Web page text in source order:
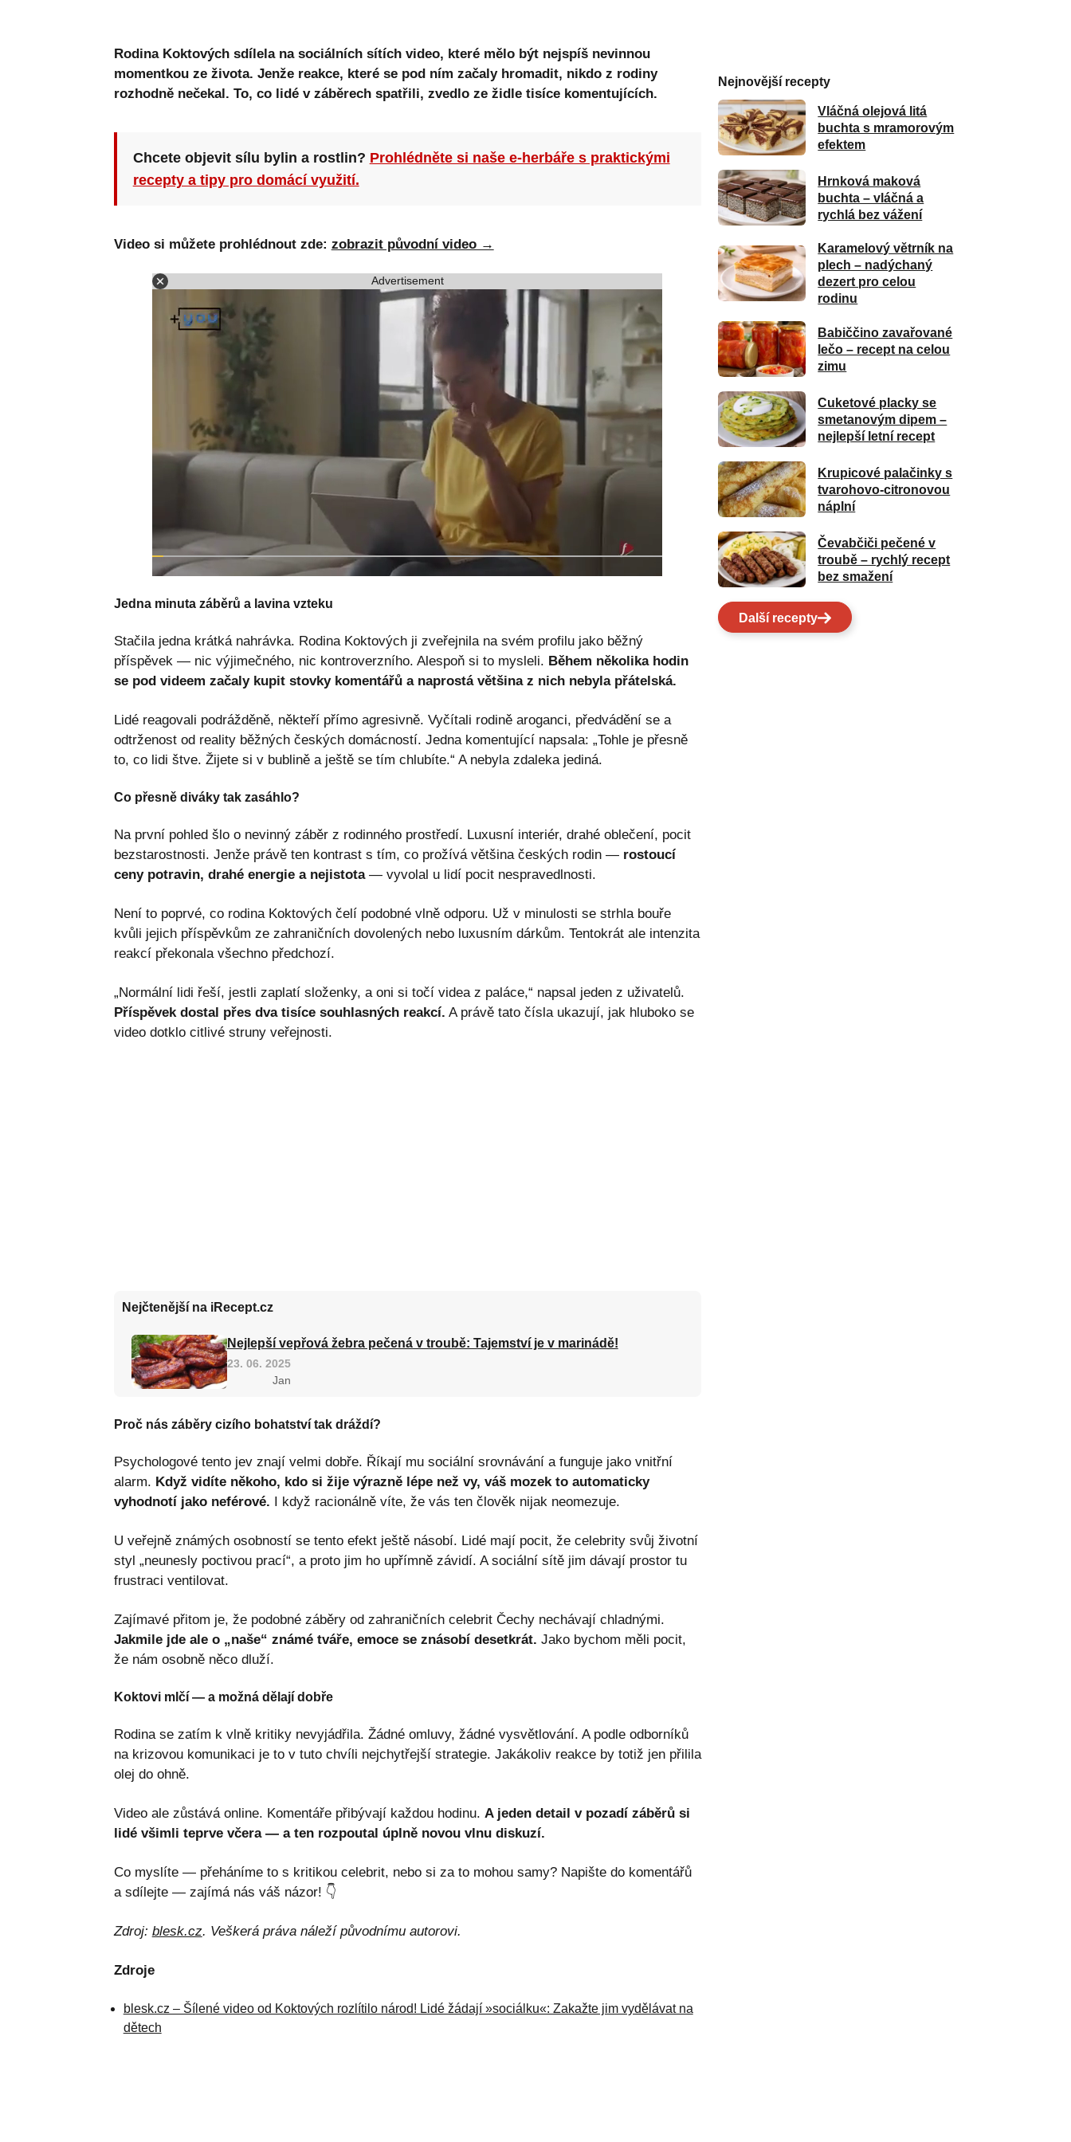
Rodina Koktových sdílela na sociálních sítích video, které mělo být nejspíš nevinnou
momentkou ze života. Jenže reakce, které se pod ním začaly hromadit, nikdo z rodiny
rozhodně nečekal. To, co lidé v záběrech spatřili, zvedlo ze židle tisíce komentujících.
Chcete objevit sílu bylin a rostlin? Prohlédněte si naše e-herbáře s praktickými
recepty a tipy pro domácí využití.
Video si můžete prohlédnout zde: zobrazit původní video →
Advertisement
Jedna minuta záběrů a lavina vzteku
Stačila jedna krátká nahrávka. Rodina Koktových ji zveřejnila na svém profilu jako běžný
příspěvek — nic výjimečného, nic kontroverzního. Alespoň si to mysleli. Během několika hodin
se pod videem začaly kupit stovky komentářů a naprostá většina z nich nebyla přátelská.
Lidé reagovali podrážděně, někteří přímo agresivně. Vyčítali rodině aroganci, předvádění se a
odtrženost od reality běžných českých domácností. Jedna komentující napsala: „Tohle je přesně
to, co lidi štve. Žijete si v bublině a ještě se tím chlubíte.“ A nebyla zdaleka jediná.
Co přesně diváky tak zasáhlo?
Na první pohled šlo o nevinný záběr z rodinného prostředí. Luxusní interiér, drahé oblečení, pocit
bezstarostnosti. Jenže právě ten kontrast s tím, co prožívá většina českých rodin — rostoucí
ceny potravin, drahé energie a nejistota— vyvolal u lidí pocit nespravedlnosti.
Není to poprvé, co rodina Koktových čelí podobné vlně odporu. Už v minulosti se strhla bouře
kvůli jejich příspěvkům ze zahraničních dovolených nebo luxusním dárkům. Tentokrát ale intenzita
reakcí překonala všechno předchozí.
„Normální lidi řeší, jestli zaplatí složenky, a oni si točí videa z paláce,“ napsal jeden z uživatelů.
Příspěvek dostal přes dva tisíce souhlasných reakcí. A právě tato čísla ukazují, jak hluboko se
video dotklo citlivé struny veřejnosti.
Nejčtenější na iRecept.cz
Nejlepší vepřová žebra pečená v troubě: Tajemství je v marinádě!
23. 06. 2025
Jan
Proč nás záběry cizího bohatství tak dráždí?
Psychologové tento jev znají velmi dobře. Říkají mu sociální srovnávání a funguje jako vnitřní
alarm. Když vidíte někoho, kdo si žije výrazně lépe než vy, váš mozek to automaticky
vyhodnotí jako neférové. I když racionálně víte, že vás ten člověk nijak neomezuje.
U veřejně známých osobností se tento efekt ještě násobí. Lidé mají pocit, že celebrity svůj životní
styl „neunesly poctivou prací“, a proto jim ho upřímně závidí. A sociální sítě jim dávají prostor tu
frustraci ventilovat.
Zajímavé přitom je, že podobné záběry od zahraničních celebrit Čechy nechávají chladnými.
Jakmile jde ale o „naše“ známé tváře, emoce se znásobí desetkrát. Jako bychom měli pocit,
že nám osobně něco dluží.
Koktovi mlčí — a možná dělají dobře
Rodina se zatím k vlně kritiky nevyjádřila. Žádné omluvy, žádné vysvětlování. A podle odborníků
na krizovou komunikaci je to v tuto chvíli nejchytřejší strategie. Jakákoliv reakce by totiž jen přilila
olej do ohně.
Video ale zůstává online. Komentáře přibývají každou hodinu. A jeden detail v pozadí záběrů si
lidé všimli teprve včera — a ten rozpoutal úplně novou vlnu diskuzí.
Co myslíte — přeháníme to s kritikou celebrit, nebo si za to mohou samy? Napište do komentářů
a sdílejte — zajímá nás váš názor! 👇
Zdroj: blesk.cz. Veškerá práva náleží původnímu autorovi.
Zdroje
blesk.cz – Šílené video od Koktových rozlítilo národ! Lidé žádají »sociálku«: Zakažte jim vydělávat na
dětech
Nejnovější recepty
Vláčná olejová litá
buchta s mramorovým
efektem
Hrnková maková
buchta – vláčná a
rychlá bez vážení
Karamelový větrník na
plech – nadýchaný
dezert pro celou
rodinu
Babiččino zavařované
lečo – recept na celou
zimu
Cuketové placky se
smetanovým dipem –
nejlepší letní recept
Krupicové palačinky s
tvarohovo-citronovou
náplní
Čevabčiči pečené v
troubě – rychlý recept
bez smažení
Další recepty